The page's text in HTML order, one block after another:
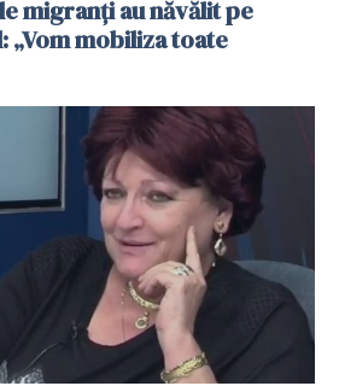
migranți au năvălit pe
mobiliza toate